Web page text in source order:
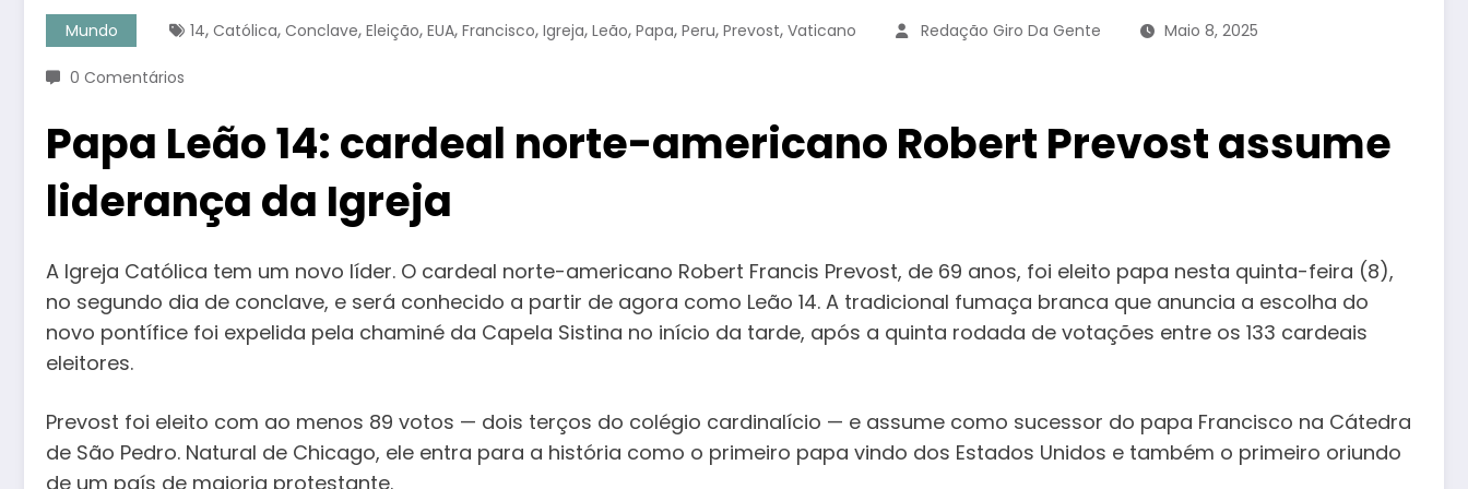
Mundo 14, Católica, Conclave, Eleição, EUA, Francisco, Igreja, Leão, Papa, Peru, Prevost, Vaticano Redação Giro Da Gente Maio 8, 2025
0 Comentários
Papa Leão 14: cardeal norte-americano Robert Prevost assume
liderança da Igreja
A Igreja Católica tem um novo líder. O cardeal norte-americano Robert Francis Prevost, de 69 anos, foi eleito papa nesta quinta-feira (8),
no segundo dia de conclave, e será conhecido a partir de agora como Leão 14. A tradicional fumaça branca que anuncia a escolha do
novo pontífice foi expelida pela chaminé da Capela Sistina no início da tarde, após a quinta rodada de votações entre os 133 cardeais
eleitores.
Prevost foi eleito com ao menos 89 votos — dois terços do colégio cardinalício — e assume como sucessor do papa Francisco na Cátedra
de São Pedro. Natural de Chicago, ele entra para a história como o primeiro papa vindo dos Estados Unidos e também o primeiro oriundo
de um país de maioria protestante.